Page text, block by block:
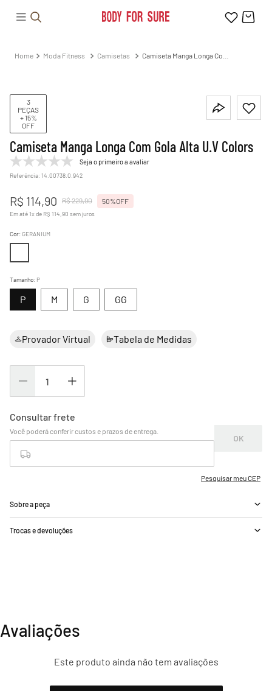
Moda Fitness Camisetas
Camiseta Manga Longa Com
3
PEÇAS
+ 15%
OFF
Camiseta Manga Longa Com Gola Alta U.V Colors
Seja o primeiro a avaliar
Referência: 14.00738.0.942
R$ 114,90 R$229,90 50%OFF
Em até 1x de R$ 114 90 sem juros
Tamanho: P
G GG
M
P
Cor: GERANIUM
Provador Virtual Tabela de Medidas
Sobre a peça
Trocas e devoluções
Avaliações
Este produto ainda não tem avaliações